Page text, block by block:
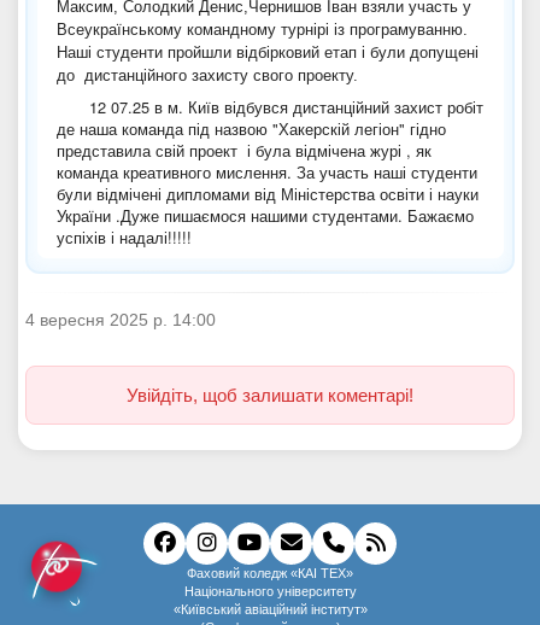
4 вересня 2025 р. 14:00
Увійдіть, щоб залишати коментарі!
Фаховий коледж «КАІ ТЕХ»
Національного університету
«Київський авіаційний інститут»